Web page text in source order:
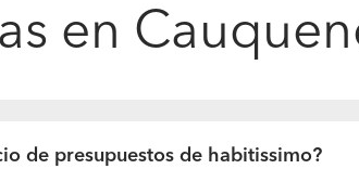
en
de presupuestos de habitissimo?